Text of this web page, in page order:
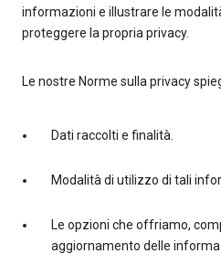
informazioni e illustrare le
proteggere la propria privacy.
Le nostre Norme sulla privacy
Dati raccolti e finalità.
Modalità di utilizzo di tali
Le opzioni che offriamo,
aggiornamento delle